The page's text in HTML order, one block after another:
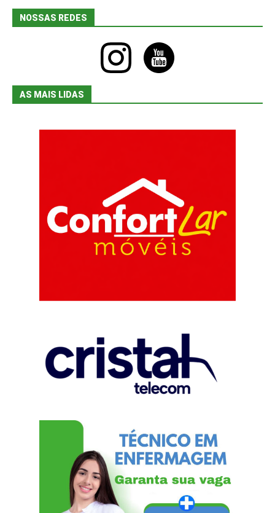
NOSSAS REDES
instagram youtube
AS MAIS LIDAS